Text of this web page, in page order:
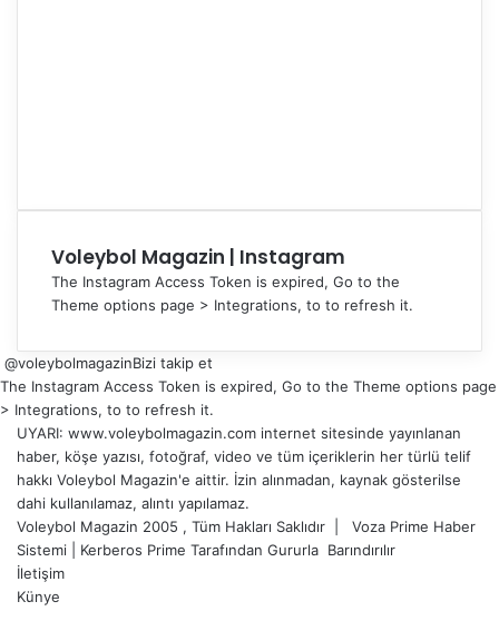
Voleybol Magazin | Instagram
The Instagram Access Token is expired, Go to the
Theme options page > Integrations, to to refresh it.
@voleybolmagazinBizi takip et
The Instagram Access Token is expired, Go to the Theme options page
> Integrations, to to refresh it.
UYARI: www.voleybolmagazin.com internet sitesinde yayınlanan
haber, köşe yazısı, fotoğraf, video ve tüm içeriklerin her türlü telif
hakkı Voleybol Magazin'e aittir. İzin alınmadan, kaynak gösterilse
dahi kullanılamaz, alıntı yapılamaz.
Voleybol Magazin 2005 , Tüm Hakları Saklıdır | Voza Prime Haber
Sistemi
Kerberos Prime Tarafından Gururla Barındırılır
İletişim
Künye